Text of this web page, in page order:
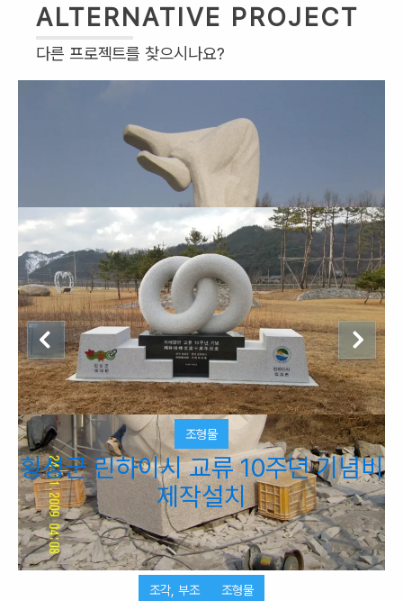
ALTERNATIVE PROJECT
다른 프로젝트를 찾으시나요?
묘역,전통조각 조형물
해태상 (대전 한화공장 신축 중 조형
물공사)
조형물
울산 우정코아루 단지 내 미술장식품
제작설치
조형물
경신연구소 본사 준공기념 조형물 제
작설치
조형물
대검찰청 추모 조형물(기억의 벽) 제
작설치 공사
조형물
목포시 어민상
석공사 조형물
한산대첩 병선마당 조성사업 중 조형
물 제작설치 (1)
간판석 조형물
공근문화마을
조형물
시화지구 공구상가 조형물 02 - 이원
경 작가
조각, 부조 조형물
조형물
횡성군 린하이시 교류 10주년 기념비
제작설치